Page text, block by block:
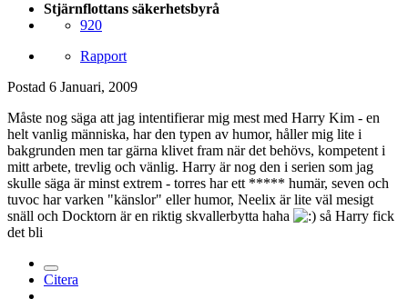
Stjärnflottans säkerhetsbyrå
920
Rapport
Postad 6 Januari, 2009
Måste nog säga att jag intentifierar mig mest med Harry Kim - en
helt vanlig människa, har den typen av humor, håller mig lite i
bakgrunden men tar gärna klivet fram när det behövs, kompetent i
mitt arbete, trevlig och vänlig. Harry är nog den i serien som jag
skulle säga är minst extrem - torres har ett ***** humär, seven och
tuvoc har varken "känslor" eller humor, Neelix är lite väl mesigt
snäll och Docktorn är en riktig skvallerbytta haha
så Harry fick
det bli
Citera